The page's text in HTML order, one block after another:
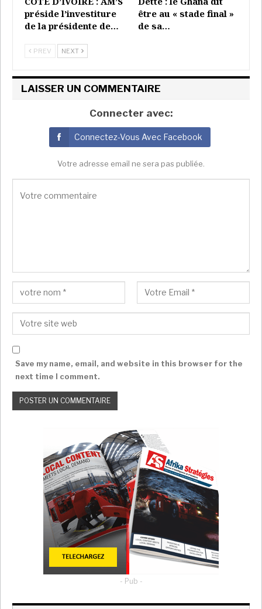
préside l’investiture
de la présidente de…
être au « stade final »
de sa…
PREV NEXT
LAISSER UN COMMENTAIRE
Connecter avec:
Connectez-Vous Avec Facebook
Votre adresse email ne sera pas publiée.
Save my name, email, and website in this browser for the
next time I comment.
- Pub -